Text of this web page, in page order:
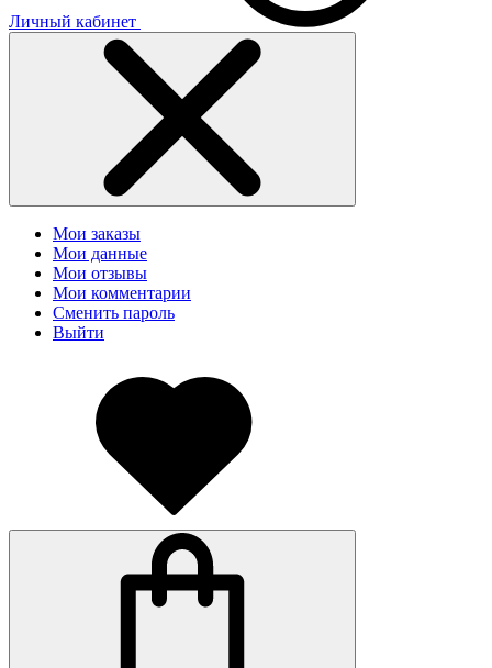
Личный кабинет
Мои заказы
Мои данные
Мои отзывы
Мои комментарии
Сменить пароль
Выйти